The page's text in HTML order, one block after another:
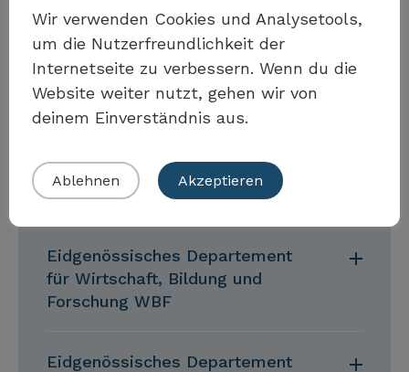
Eidgenössisches Departement
für Umwelt, Verkehr, Energie
und Kommunikation UVEK
für auswärtige Angelegenheiten
EDA
Eidgenössisches Departement
für Wirtschaft, Bildung und
Forschung WBF
Eidgenössisches Departement
Wir verwenden Cookies und Analysetools,
um die Nutzerfreundlichkeit der
Internetseite zu verbessern. Wenn du die
Website weiter nutzt, gehen wir von
deinem Einverständnis aus.
Ablehnen Akzeptieren